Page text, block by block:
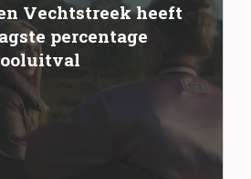
Vechtstreek heeft
percentage